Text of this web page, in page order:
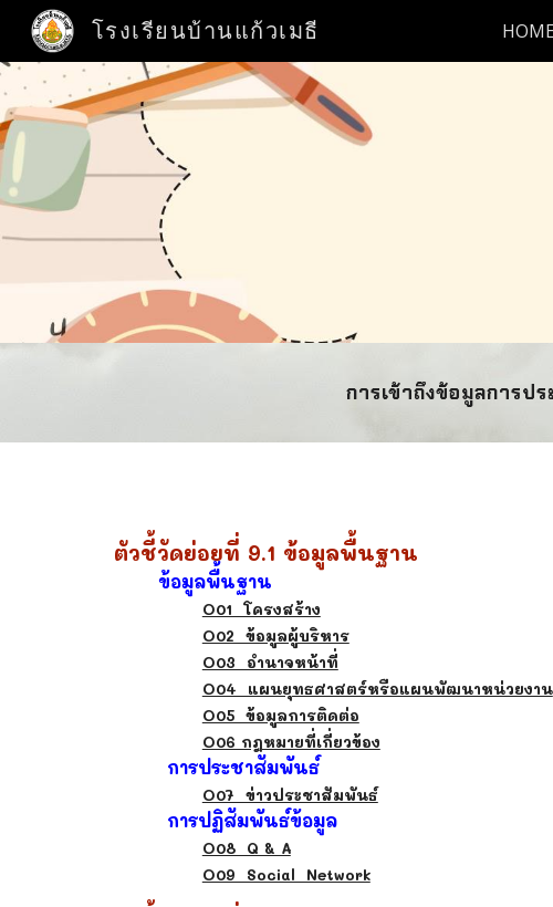
Skip to
โรงเรียนบ้านแก้วเมธี
การเข้าถึงข้อมูลการป
ตัวชี้วัดย่อยที่ 9.1 ข้อมูลพื้นฐาน
ข้อมูลพื้นฐาน
O01 โครงสร้าง
O02 ข้อมูลผู้บริหาร
O03 อำนาจหน้าท
O04 แผนยุทธศาสตร์หรือแผนพัฒนาหน่วยงาน
O05 ข้อมูลการติดต่อ
O06 กฎหมายที่เกี่ยวข้อง
การประชาสัมพันธ์
O07 ข่าวประชาสัมพันธ์
การปฏิสัมพันธ์ข้อมูล
O08 Q & A
O09 Social Network